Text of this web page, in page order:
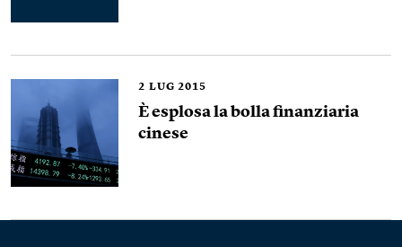
2 LUG 2015
È esplosa la bolla finanziaria
cinese